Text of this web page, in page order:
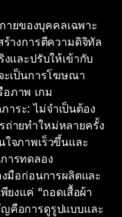
ายของบุคคลเฉพาะ
างการตีความดิจิทัล
และปรับให้เข้ากับ
ะเป็นการโฆษณา
ภาพ เกม
ระ: ไม่จำเป็นต้อง
ถ่ายทำใหม่หลายครั้ง
จภาพเร็วขึ้นและ
ารทดลอง
มือก่อนการผลิตและ
ยงแค่ "ถอดเสื้อผ้า
คือการดูรูปแบบและ